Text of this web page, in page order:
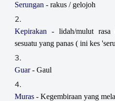
Serungan - rakus / gelojoh
Kepirakan - lidah/mulut rasa
sesuatu yang panas ( ini kes
Guar- Gaul
Muras - Kegembiraan yang